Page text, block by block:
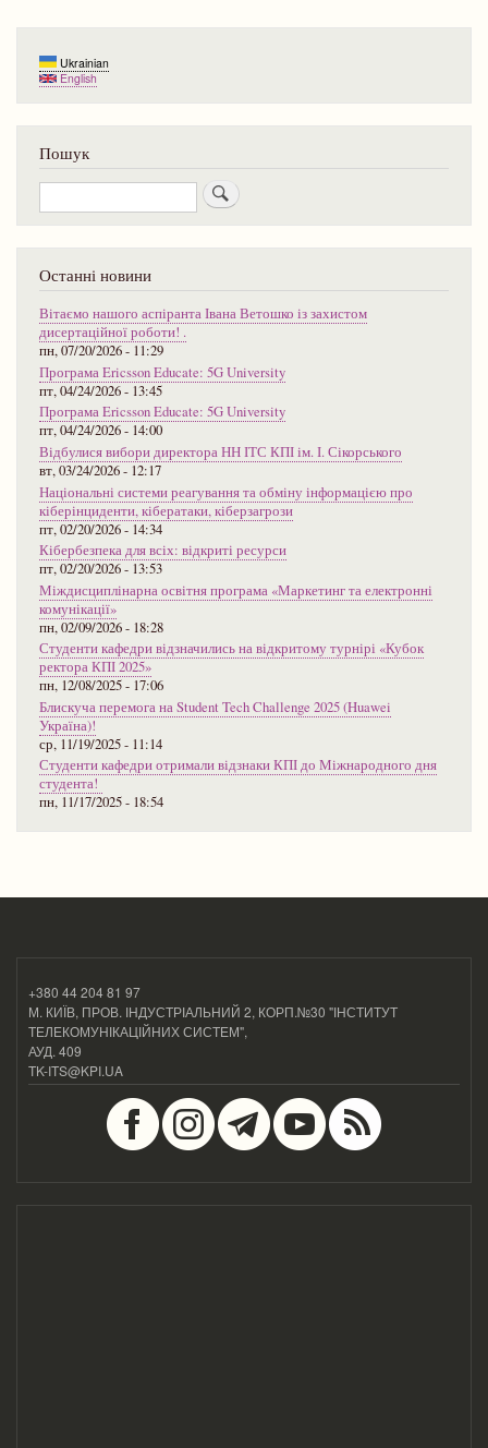
Ukrainian
English
Пошук
Пошук
Останні новини
Вітаємо нашого аспіранта Івана Ветошко із захистом
дисертаційної роботи! .
пн, 07/20/2026 - 11:29
Програма Ericsson Educate: 5G University
пт, 04/24/2026 - 13:45
Програма Ericsson Educate: 5G University
пт, 04/24/2026 - 14:00
Відбулися вибори директора НН ІТС КПІ ім. І. Сікорського
вт, 03/24/2026 - 12:17
Національні системи реагування та обміну інформацією про
кіберінциденти, кібератаки, кіберзагрози
пт, 02/20/2026 - 14:34
Кібербезпека для всіх: відкриті ресурси
пт, 02/20/2026 - 13:53
Міждисциплінарна освітня програма «Маркетинг та електронні
комунікації»
пн, 02/09/2026 - 18:28
Студенти кафедри відзначились на відкритому турнірі «Кубок
ректора КПІ 2025»
пн, 12/08/2025 - 17:06
Блискуча перемога на Student Tech Challenge 2025 (Huawei
Україна)!
ср, 11/19/2025 - 11:14
Студенти кафедри отримали відзнаки КПІ до Міжнародного дня
студента!
пн, 11/17/2025 - 18:54
+380 44 204 81 97
М. КИЇВ, ПРОВ. ІНДУСТРІАЛЬНИЙ 2, КОРП.№30 "ІНСТИТУТ
ТЕЛЕКОМУНІКАЦІЙНИХ СИСТЕМ",
АУД. 409
TK-ITS@KPI.UA